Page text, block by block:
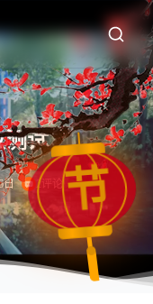
测试
日 2评论节